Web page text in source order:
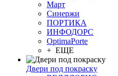
Март
Синержи
ПОРТИКА
ИНФОДОРС
OptimaPorte
+ ЕЩЕ
Двери под покраску